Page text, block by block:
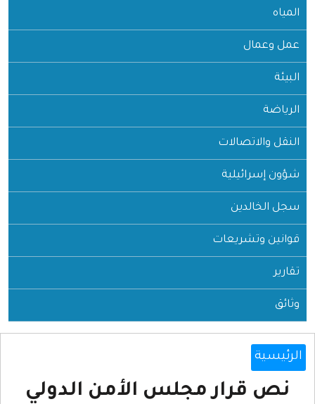
المياه
عمل وعمال
البيئة
الرياضة
النقل والاتصالات
شؤون إسرائيلية
سجل الخالدين
قوانين وتشريعات
تقارير
وثائق
الرئيسية
نص قرار مجلس الأمن الدولي